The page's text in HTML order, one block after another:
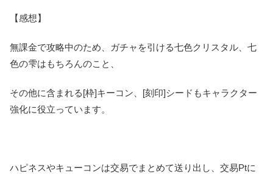
【感想】
無課金で攻略中のため、ガチャを引ける七色クリスタル、七
色の雫はもちろんのこと、
その他に含まれる[枠]キーコン、[刻印]シードもキャラクター
強化に役立っています。
ハピネスやキューコンは交易でまとめて送り出し、交易Ptに